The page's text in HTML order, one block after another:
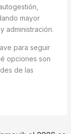
mayor
administración.
para seguir
opciones son
de las